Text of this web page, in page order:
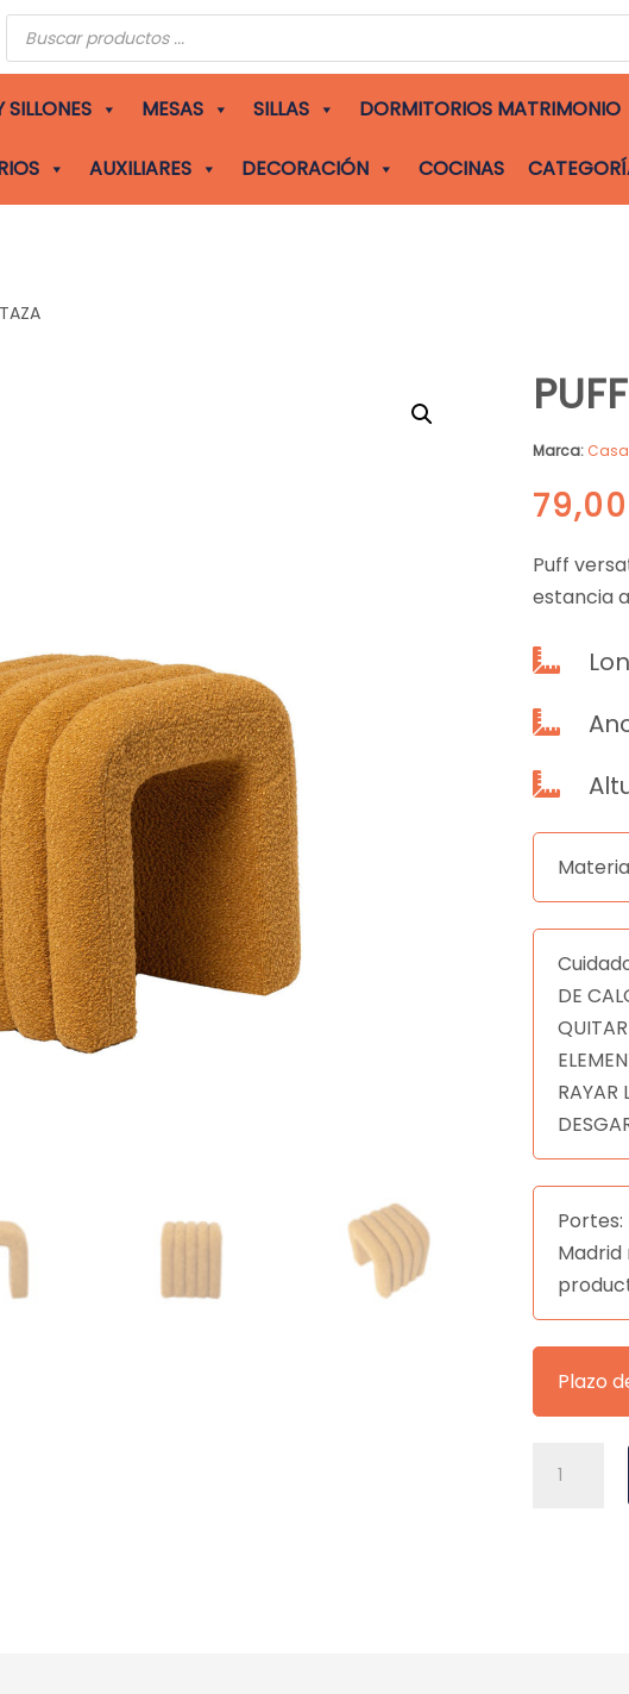
Búsqueda
de
productos
SILLONES MESAS SILLAS DORMITORIOS MATRIMONIO
AUXILIARES DECORACIÓN COCINAS
Marca:
79,00
Puff
estancia



DE
RAYAR
Madrid
Plazo
EDY